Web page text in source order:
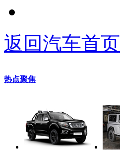
返回汽车首页
热点聚焦